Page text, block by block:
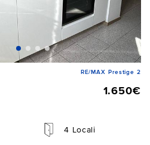
RE/MAX Prestige 2
1.650€
4 Locali